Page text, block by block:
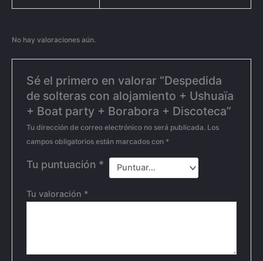
No hay valoraciones aún.
Sé el primero en valorar “Despedida
de solteras con alojamiento + Ushuaïa
+ Boat party + Borabora + Discoteca”
Tu dirección de correo electrónico no será publicada. Los
campos obligatorios están marcados con *
Tu puntuación *
Tu valoración *